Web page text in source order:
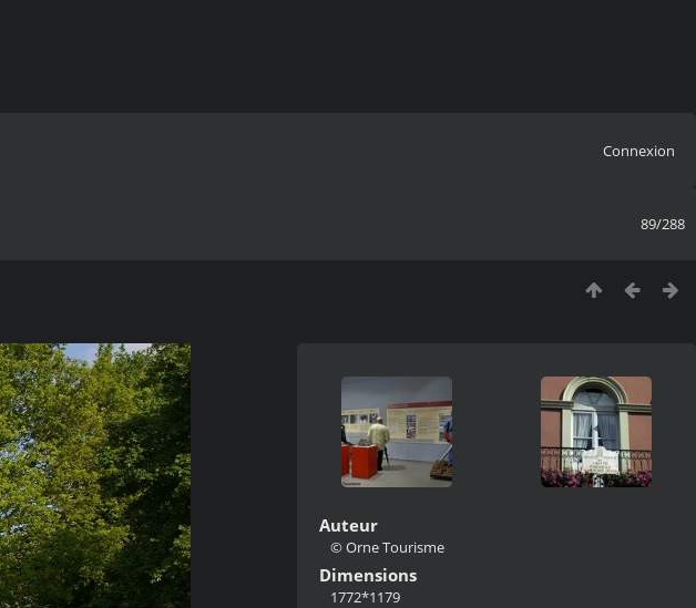
Connexion
89/288
Auteur
© Orne Tourisme
Dimensions
1772*1179